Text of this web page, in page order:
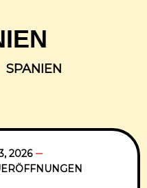
SPANIEN
2026